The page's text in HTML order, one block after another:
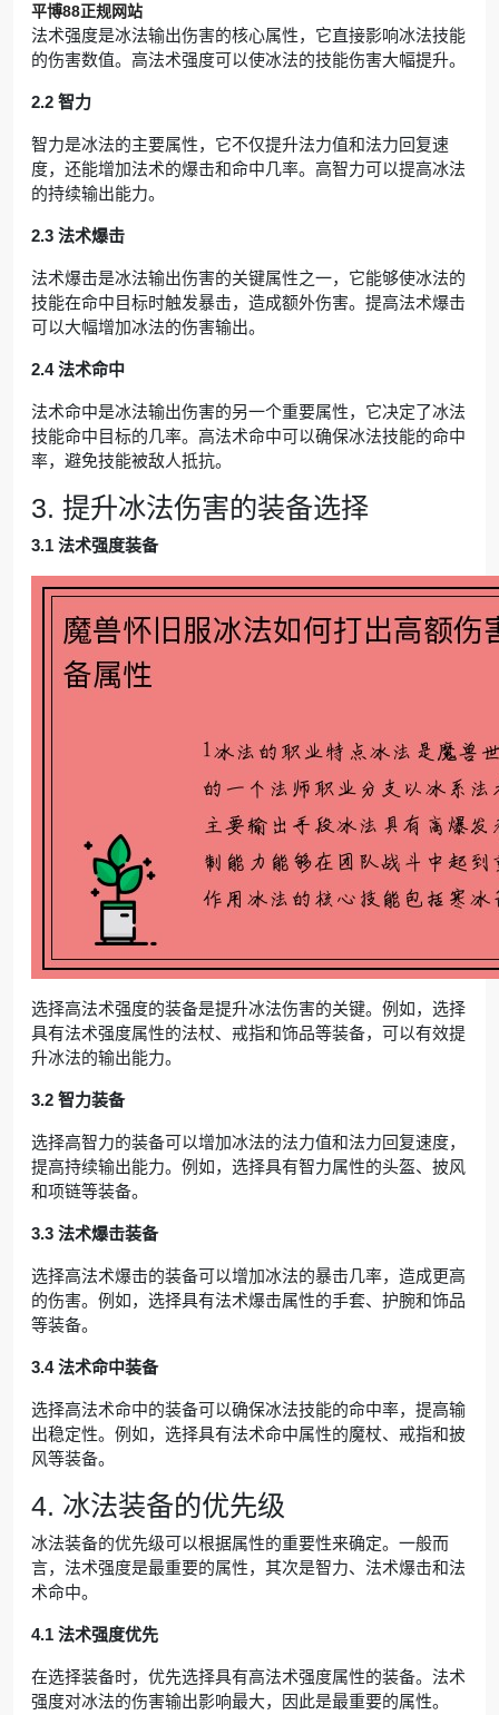
平博88正规网站
法术强度是冰法输出伤害的核心属性，它直接影响冰法技能
的伤害数值。高法术强度可以使冰法的技能伤害大幅提升。
2.2 智力
智力是冰法的主要属性，它不仅提升法力值和法力回复速
度，还能增加法术的爆击和命中几率。高智力可以提高冰法
的持续输出能力。
2.3 法术爆击
法术爆击是冰法输出伤害的关键属性之一，它能够使冰法的
技能在命中目标时触发暴击，造成额外伤害。提高法术爆击
可以大幅增加冰法的伤害输出。
2.4 法术命中
法术命中是冰法输出伤害的另一个重要属性，它决定了冰法
技能命中目标的几率。高法术命中可以确保冰法技能的命中
率，避免技能被敌人抵抗。
3. 提升冰法伤害的装备选择
3.1 法术强度装备
选择高法术强度的装备是提升冰法伤害的关键。例如，选择
具有法术强度属性的法杖、戒指和饰品等装备，可以有效提
升冰法的输出能力。
3.2 智力装备
选择高智力的装备可以增加冰法的法力值和法力回复速度，
提高持续输出能力。例如，选择具有智力属性的头盔、披风
和项链等装备。
3.3 法术爆击装备
选择高法术爆击的装备可以增加冰法的暴击几率，造成更高
的伤害。例如，选择具有法术爆击属性的手套、护腕和饰品
等装备。
3.4 法术命中装备
选择高法术命中的装备可以确保冰法技能的命中率，提高输
出稳定性。例如，选择具有法术命中属性的魔杖、戒指和披
风等装备。
4. 冰法装备的优先级
冰法装备的优先级可以根据属性的重要性来确定。一般而
言，法术强度是最重要的属性，其次是智力、法术爆击和法
术命中。
4.1 法术强度优先
在选择装备时，优先选择具有高法术强度属性的装备。法术
强度对冰法的伤害输出影响最大，因此是最重要的属性。